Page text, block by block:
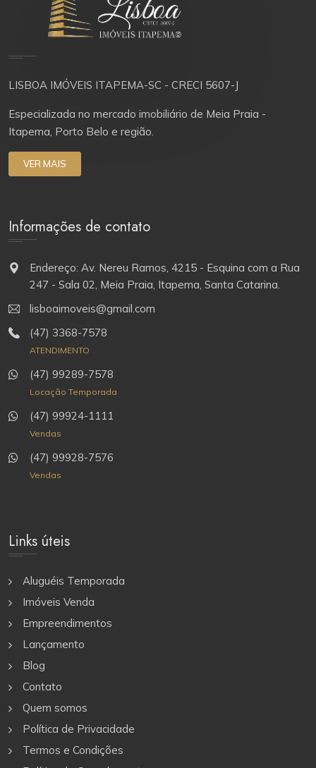
LISBOA IMÓVEIS ITAPEMA-SC - CRECI 5607-J
Especializada no mercado imobiliário de Meia Praia -
Itapema, Porto Belo e região.
VER MAIS
Informações de contato
Endereço: Av. Nereu Ramos, 4215 - Esquina com a Rua
247 - Sala 02, Meia Praia, Itapema, Santa Catarina.
lisboaimoveis@gmail.com
(47) 3368-7578
ATENDIMENTO
(47) 99289-7578
Locação Temporada
(47) 99924-1111
Vendas
(47) 99928-7576
Vendas
Links úteis
Aluguéis Temporada
Imóveis Venda
Empreendimentos
Lançamento
Blog
Contato
Quem somos
Política de Privacidade
Termos e Condições